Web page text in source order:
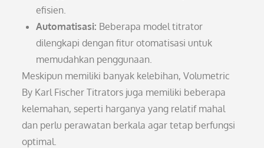
efisien.
Automatisasi: Beberapa model titrator
dilengkapi dengan fitur otomatisasi untuk
memudahkan penggunaan.
Meskipun memiliki banyak kelebihan, Volumetric
By Karl Fischer Titrators juga memiliki beberapa
kelemahan, seperti harganya yang relatif mahal
dan perlu perawatan berkala agar tetap berfungsi
optimal.